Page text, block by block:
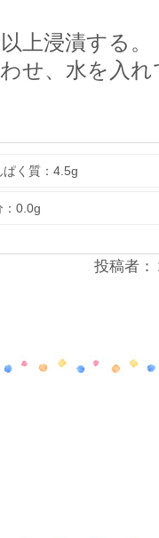
上浸漬する。
せ、水を入
ぱく質：4.5g
：0.0g
投稿者